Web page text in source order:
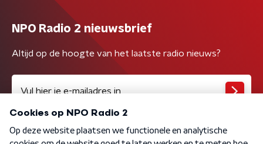
NPO Radio 2 nieuwsbrief
Altijd op de hoogte van het laatste radio nieuws?